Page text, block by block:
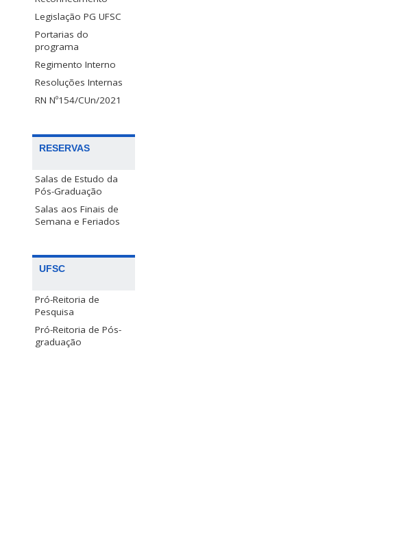
Legislação PG UFSC
Portarias do
programa
Regimento Interno
Resoluções Internas
RN Nº154/CUn/2021
RESERVAS
Salas de Estudo da
Pós-Graduação
Salas aos Finais de
Semana e Feriados
UFSC
Pró-Reitoria de
Pesquisa
Pró-Reitoria de Pós-
graduação